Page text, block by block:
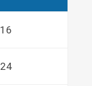
16
24